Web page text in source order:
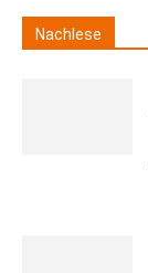
Nachlese